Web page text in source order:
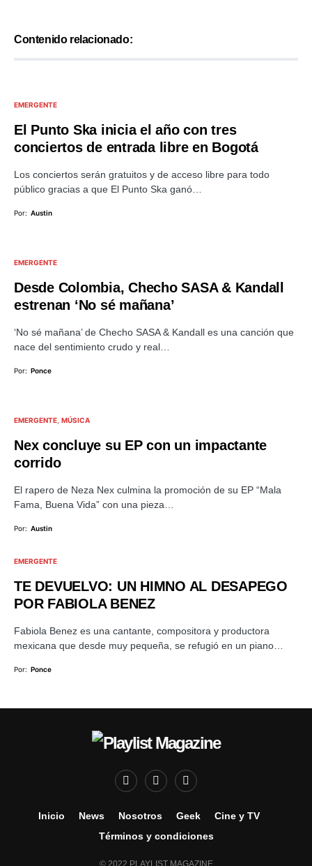
Contenido relacionado:
EMERGENTE
El Punto Ska inicia el año con tres
conciertos de entrada libre en Bogotá
Los conciertos serán gratuitos y de acceso libre para todo
público gracias a que El Punto Ska ganó…
Por: Austin
EMERGENTE
Desde Colombia, Checho SASA & Kandall
estrenan ‘No sé mañana’
‘No sé mañana’ de Checho SASA & Kandall es una canción que
nace del sentimiento crudo y real…
Por: Ponce
EMERGENTE MÚSICA
Nex concluye su EP con un impactante
corrido
El rapero de Neza Nex culmina la promoción de su EP “Mala
Fama, Buena Vida” con una pieza…
Por: Austin
EMERGENTE
TE DEVUELVO: UN HIMNO AL DESAPEGO
POR FABIOLA BENEZ
Fabiola Benez es una cantante, compositora y productora
mexicana que desde muy pequeña, se refugió en un piano…
Por: Ponce
Inicio News Nosotros Geek
Cine y TV
Términos y condiciones
© 2022 PLAYLIST MAGAZINE